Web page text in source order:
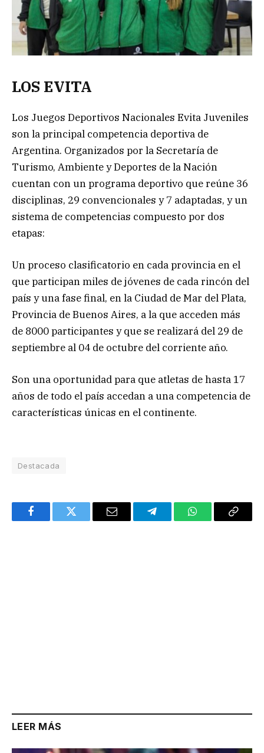
LOS EVITA
Los Juegos Deportivos Nacionales Evita Juveniles
son la principal competencia deportiva de
Argentina. Organizados por la Secretaría de
Turismo, Ambiente y Deportes de la Nación
cuentan con un programa deportivo que reúne 36
disciplinas, 29 convencionales y 7 adaptadas, y un
sistema de competencias compuesto por dos
etapas:
Un proceso clasificatorio en cada provincia en el
que participan miles de jóvenes de cada rincón del
país y una fase final, en la Ciudad de Mar del Plata,
Provincia de Buenos Aires, a la que acceden más
de 8000 participantes y que se realizará del 29 de
septiembre al 04 de octubre del corriente año.
Son una oportunidad para que atletas de hasta 17
años de todo el país accedan a una competencia de
características únicas en el continente.
Destacada
FacebookTwitter Email TelegramWhatsAppCopy
LEER MÁS